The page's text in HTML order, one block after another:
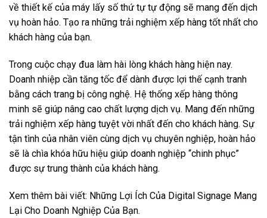
về thiết kế của máy lấy số thứ tự tự động sẽ mang đến dịch
vụ hoàn hảo. Tạo ra những trải nghiệm xếp hàng tốt nhất cho
khách hàng của bạn.
Trong cuộc chạy đua làm hài lòng khách hàng hiện nay.
Doanh nhiệp cần tăng tốc để dành được lợi thế cạnh tranh
bằng cách trang bị công nghệ. Hệ thống xếp hàng thông
minh sẽ giúp nâng cao chất lượng dịch vụ. Mang đến những
trải nghiệm xếp hàng tuyệt vời nhất đến cho khách hàng. Sự
tận tình của nhân viên cùng dịch vụ chuyên nghiệp, hoàn hảo
sẽ là chìa khóa hữu hiệu giúp doanh nghiệp “chinh phục”
được sự trung thành của khách hàng.
Xem thêm bài viết: Những Lợi Ích Của Digital Signage Mang
Lại Cho Doanh Nghiệp Của Bạn.